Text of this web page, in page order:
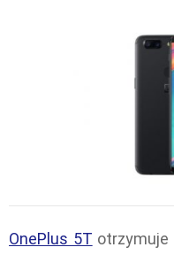
OnePlus 5T otrzymuje